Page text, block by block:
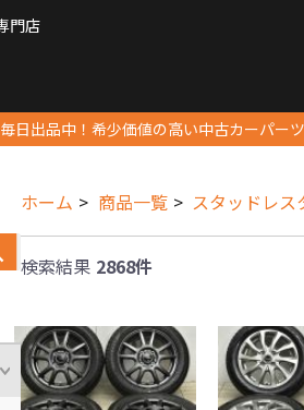
門店
毎日出品中！希少価値の高い中古カーパー
ホーム 商品一覧 スタッドレス
検索結果 2868件